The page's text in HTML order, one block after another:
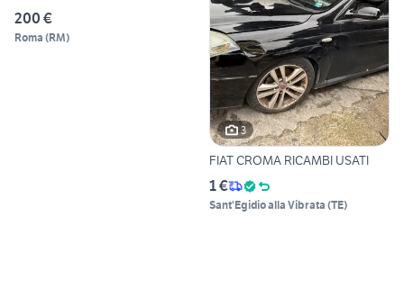
200 €
Roma (RM)
3
FIAT CROMA RICAMBI USATI
1 €
Sant'Egidio alla Vibrata (TE)